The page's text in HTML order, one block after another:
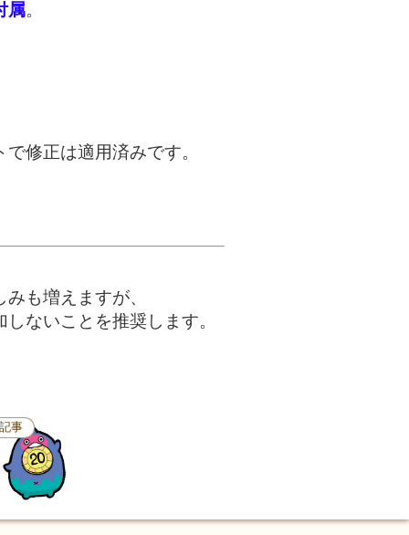
属。
修正は適用済みです。
も増えますが、
ないことを推奨します。
事